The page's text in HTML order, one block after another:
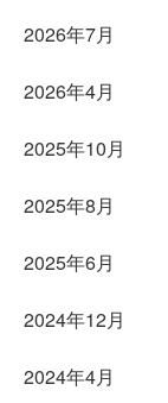
2026年7月
2026年4月
2025年10月
2025年8月
2025年6月
2024年12月
2024年4月